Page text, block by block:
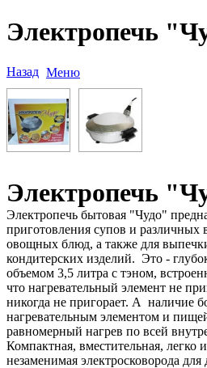
Электропечь
Назад Меню
Электропечь
Электропечь бытовая "Чудо"
приготовления супов и
овощных блюд, а также для
кондитерских изделий. Это -
объемом 3,5 литра с тэном,
что нагревательный элемент не
никогда не пригорает. А наличие
нагревательным элементом и
равномерный нагрев по всей
Компактная, вместительная, легко
незаменимая электросковорода для